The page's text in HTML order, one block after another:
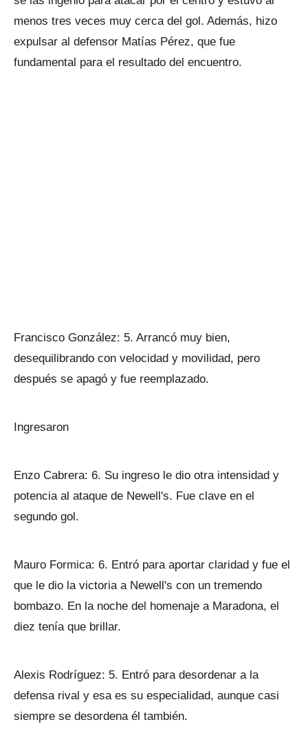
menos tres veces muy cerca del gol. Además, hizo
expulsar al defensor Matías Pérez, que fue
fundamental para el resultado del encuentro.
Francisco González: 5. Arrancó muy bien,
desequilibrando con velocidad y movilidad, pero
después se apagó y fue reemplazado.
Ingresaron
Enzo Cabrera: 6. Su ingreso le dio otra intensidad y
potencia al ataque de Newell's. Fue clave en el
segundo gol.
Mauro Formica: 6. Entró para aportar claridad y fue el
que le dio la victoria a Newell's con un tremendo
bombazo. En la noche del homenaje a Maradona, el
diez tenía que brillar.
Alexis Rodríguez: 5. Entró para desordenar a la
defensa rival y esa es su especialidad, aunque casi
siempre se desordena él también.